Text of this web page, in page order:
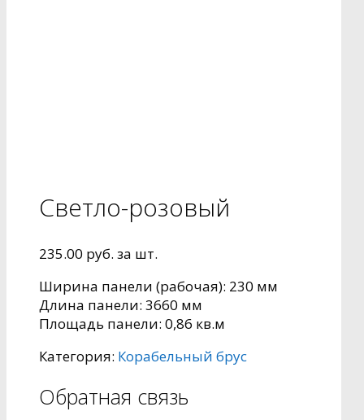
Светло-розовый
235.00 руб. за шт.
Ширина панели (рабочая): 230 мм
Длина панели: 3660 мм
Площадь панели: 0,86 кв.м
Категория: Корабельный брус
Обратная связь